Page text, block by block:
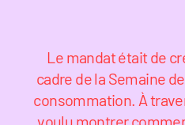
Le mandat était de
cadre de la Semaine
consommation. À
voulu montrer